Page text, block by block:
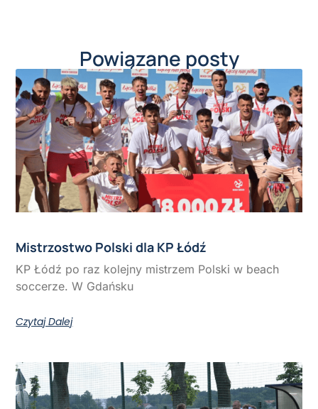
Powiązane posty
Mistrzostwo Polski dla KP Łódź
KP Łódź po raz kolejny mistrzem Polski w beach
soccerze. W Gdańsku
Czytaj Dalej